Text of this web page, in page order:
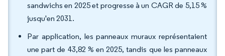
sandwichs en 2025 et progresse à un CAGR de 5,15 %
jusqu'en 2031.
Par application, les panneaux muraux représentaient
une part de 43,82 % en 2025, tandis que les panneaux